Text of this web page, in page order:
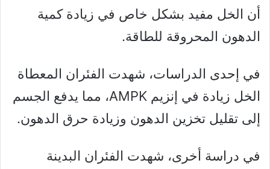
أن الخل مفيد بشكل خاص في زيادة كمية
الدهون المحروقة للطاقة.
في إحدى الدراسات، شهدت الفئران المعطاة
الخل زيادة في إنزيم AMPK، مما يدفع الجسم
إلى تقليل تخزين الدهون وزيادة حرق الدهون.
في دراسة أخرى، شهدت الفئران البدينة